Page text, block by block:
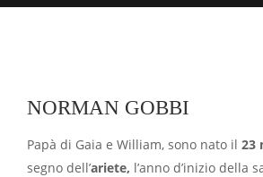
NORMAN GOBBI
Papà di Gaia e William, sono nato il 23
segno dell’ariete, l’anno d’inizio della